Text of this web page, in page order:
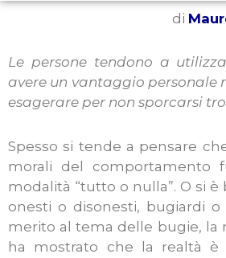
di
Le persone tendono a
avere un vantaggio personale
esagerare per non sporcarsi
Spesso si tende a pensare
morali del comportamento
modalità “tutto o nulla”. O si è
onesti o disonesti, bugiardi o
merito al tema delle bugie, la
ha mostrato che la realtà è